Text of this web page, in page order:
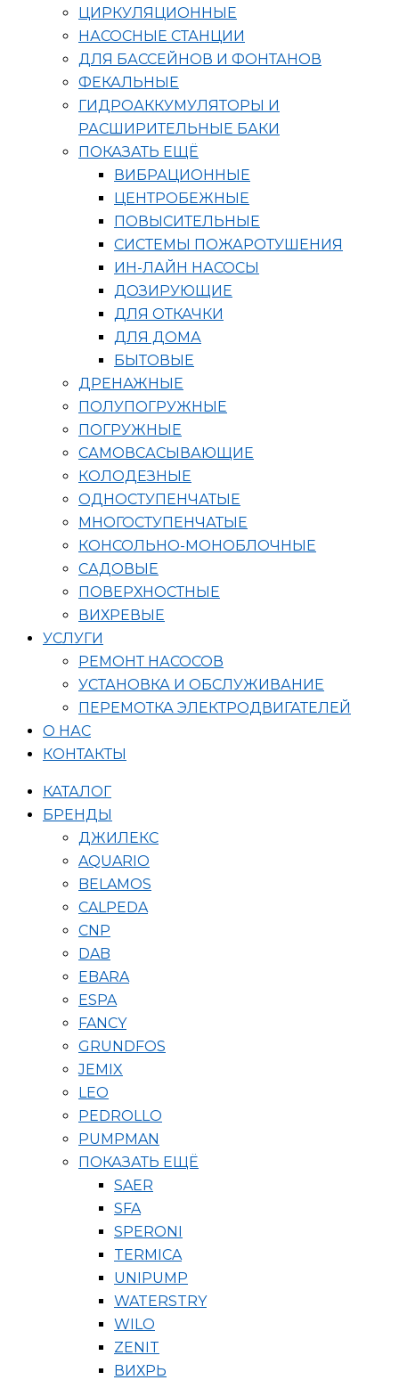
ЦИРКУЛЯЦИОННЫЕ
НАСОСНЫЕ СТАНЦИИ
ДЛЯ БАССЕЙНОВ И ФОНТАНОВ
ФЕКАЛЬНЫЕ
ГИДРОАККУМУЛЯТОРЫ И
РАСШИРИТЕЛЬНЫЕ БАКИ
ПОКАЗАТЬ ЕЩЁ
ВИБРАЦИОННЫЕ
ЦЕНТРОБЕЖНЫЕ
ПОВЫСИТЕЛЬНЫЕ
СИСТЕМЫ ПОЖАРОТУШЕНИЯ
ИН-ЛАЙН НАСОСЫ
ДОЗИРУЮЩИЕ
ДЛЯ ОТКАЧКИ
ДЛЯ ДОМА
БЫТОВЫЕ
ДРЕНАЖНЫЕ
ПОЛУПОГРУЖНЫЕ
ПОГРУЖНЫЕ
САМОВСАСЫВАЮЩИЕ
КОЛОДЕЗНЫЕ
ОДНОСТУПЕНЧАТЫЕ
МНОГОСТУПЕНЧАТЫЕ
КОНСОЛЬНО-МОНОБЛОЧНЫЕ
САДОВЫЕ
ПОВЕРХНОСТНЫЕ
ВИХРЕВЫЕ
УСЛУГИ
РЕМОНТ НАСОСОВ
УСТАНОВКА И ОБСЛУЖИВАНИЕ
ПЕРЕМОТКА ЭЛЕКТРОДВИГАТЕЛЕЙ
О НАС
КОНТАКТЫ
КАТАЛОГ
БРЕНДЫ
ДЖИЛЕКС
AQUARIO
BELAMOS
CALPEDA
CNP
DAB
EBARA
ESPA
FANCY
GRUNDFOS
JEMIX
LEO
PEDROLLO
PUMPMAN
ПОКАЗАТЬ ЕЩЁ
SAER
SFA
SPERONI
TERMICA
UNIPUMP
WATERSTRY
WILO
ZENIT
ВИХРЬ